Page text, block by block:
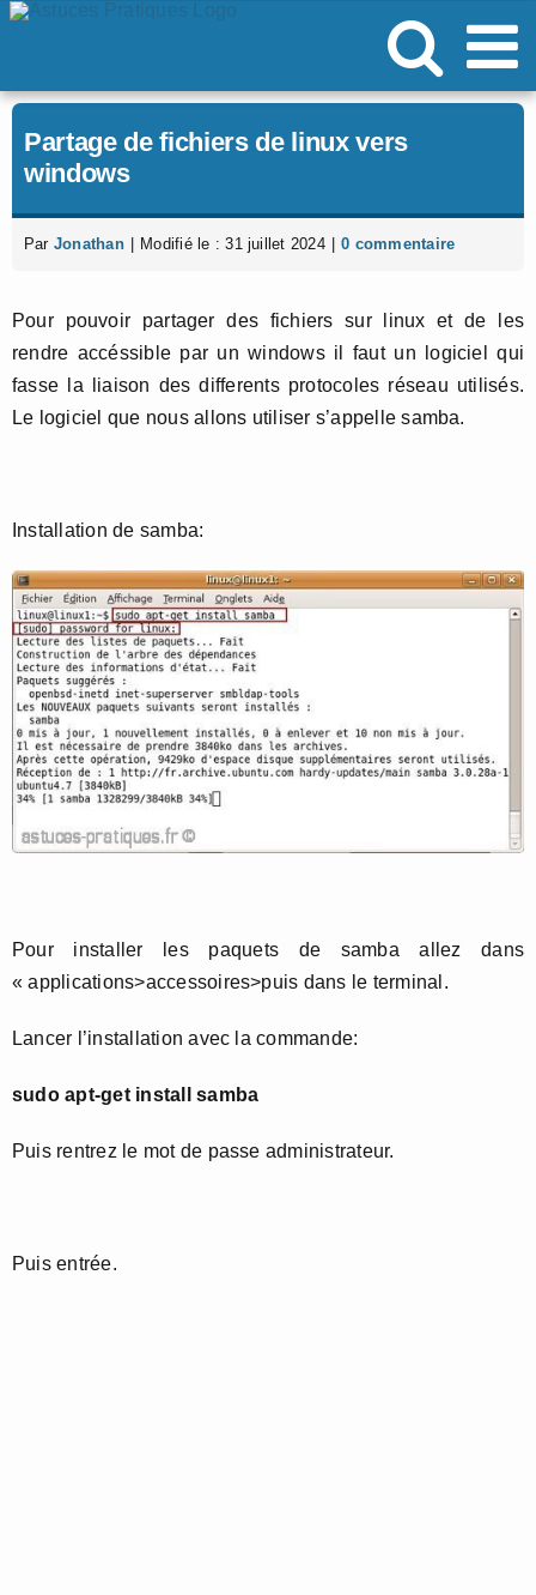
Passer
Partage de fichiers de linux vers
windows
Par Jonathan Modifié le : 31 juillet 2024 0 commentaire
Pour pouvoir partager des fichiers sur linux et de les
rendre accéssible par un windows il faut un logiciel qui
fasse la liaison des differents protocoles réseau utilisés.
Le logiciel que nous allons utiliser s’appelle samba.
Installation de samba:
Pour installer les paquets de samba allez dans
« applications>accessoires>puis dans le terminal.
Lancer l’installation avec la commande:
sudo apt-get install samba
Puis rentrez le mot de passe administrateur.
Puis entrée.